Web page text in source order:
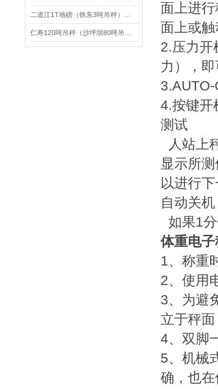
面上进
面上或
2.压力开
力），
4.按键开
测试
人站上
显示所
以进行
自动关机
如果1
体重电
1、称重
2、使用
3、为避
立于秤
4、双脚
5、机械
确，也